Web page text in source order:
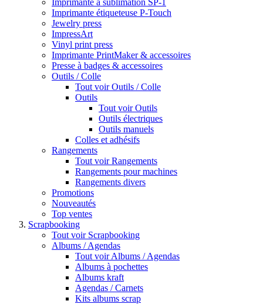
Imprimante à sublimation SP-1
Imprimante étiqueteuse P-Touch
Jewelry press
ImpressArt
Vinyl print press
Imprimante PrintMaker & accessoires
Presse à badges & accessoires
Outils / Colle
Tout voir Outils / Colle
Outils
Tout voir Outils
Outils électriques
Outils manuels
Colles et adhésifs
Rangements
Tout voir Rangements
Rangements pour machines
Rangements divers
Promotions
Nouveautés
Top ventes
Scrapbooking
Tout voir Scrapbooking
Albums / Agendas
Tout voir Albums / Agendas
Albums à pochettes
Albums kraft
Agendas / Carnets
Kits albums scrap